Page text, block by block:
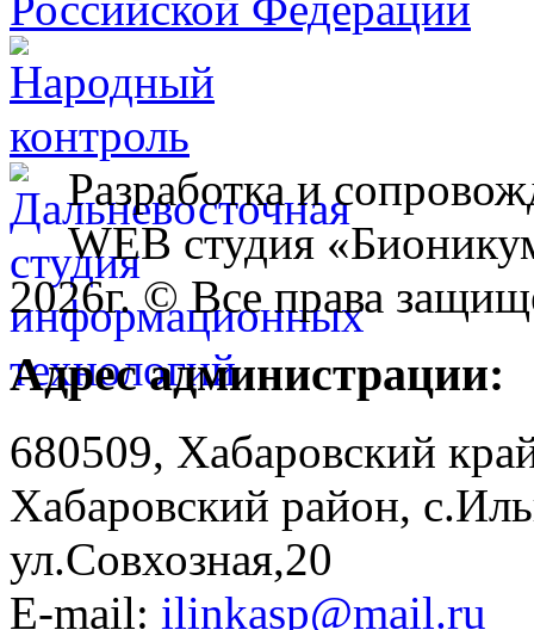
Разработка и
WEB студия
2026г. © Все права
Адрес администрации:
680509, Хабаровский
Хабаровский район,
ул.Совхозная,20
E-mail: ilinkasp@mail.ru